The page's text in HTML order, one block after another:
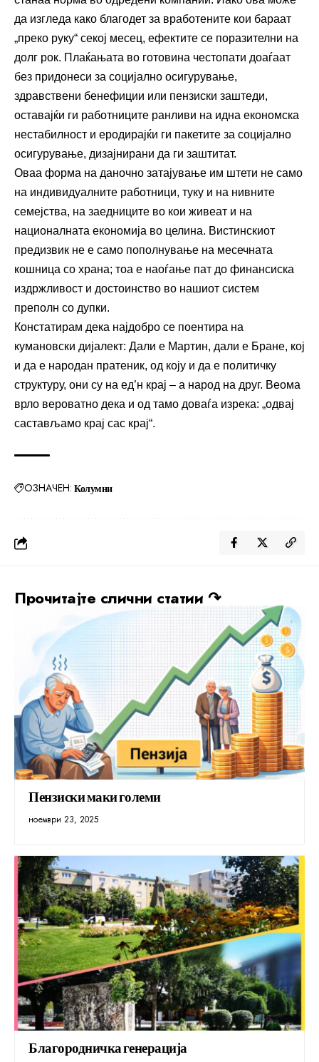
да изгледа како благодет за вработените кои бараат
„преко руку“ секој месец, ефектите се поразителни на
долг рок. Плаќањата во готовина честопати доаѓаат
без придонеси за социјално осигурување,
здравствени бенефиции или пензиски заштеди,
оставајќи ги работниците ранливи на идна економска
нестабилност и еродирајќи ги пакетите за социјално
осигурување, дизајнирани да ги заштитат.
Оваа форма на даночно затајување им штети не само
на индивидуалните работници, туку и на нивните
семејства, на заедниците во кои живеат и на
националната економија во целина. Вистинскиот
предизвик не е само пополнување на месечната
кошница со храна; тоа е наоѓање пат до финансиска
издржливост и достоинство во нашиот систем
преполн со дупки.
Констатирам дека најдобро се поентира на
кумановски дијалект: Дали е Мартин, дали е Бране, кој
и да е народан пратеник, од коју и да е политичку
структуру, они су на ед’н крај – а народ на друг. Веома
врло вероватно дека и од тамо доваѓа изрека: „одвај
састављамо крај сас крај“.
ОЗНАЧЕН: Колумни
Прочитајте слични статии ↷
Пензиски маки големи
ноември 23, 2025
Благородничка генерација